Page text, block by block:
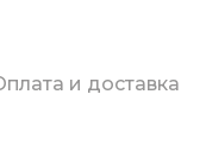
и доставка